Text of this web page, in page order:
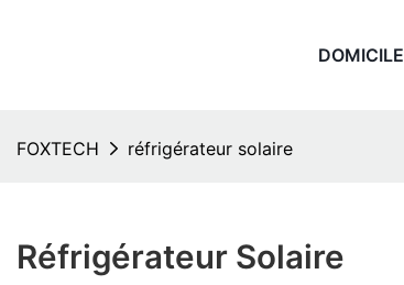
DOMICILE
FOXTECH réfrigérateur solaire
Réfrigérateur Solaire